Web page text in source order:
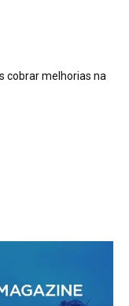
cobrar melhorias na